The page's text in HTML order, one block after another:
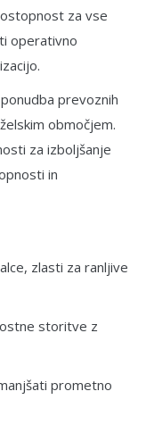
za vse
operativno
prevoznih
območjem.
za izboljšanje
in
zlasti za ranljive
storitve z
prometno